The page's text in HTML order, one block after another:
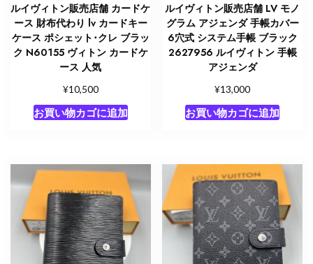
ルイヴィトン販売店舗 カードケ
ース 財布代わり lv カードキー
ケース ポシェット･クレ ブラッ
ク N60155 ヴィトン カードケ
ース 人気
¥10,500
お買い物カゴに追加
ルイヴィトン販売店舗 LV モノ
グラム アジェンダ 手帳カバー
6穴式 システム手帳 ブラック
2627956 ルイヴィトン 手帳
アジェンダ
¥13,000
お買い物カゴに追加